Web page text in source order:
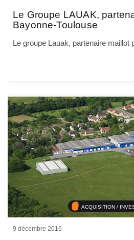
Le Groupe LAUAK,
Bayonne-Toulouse
Le groupe Lauak, partenaire maillot
ACQUISITION /
9 décembre 2016